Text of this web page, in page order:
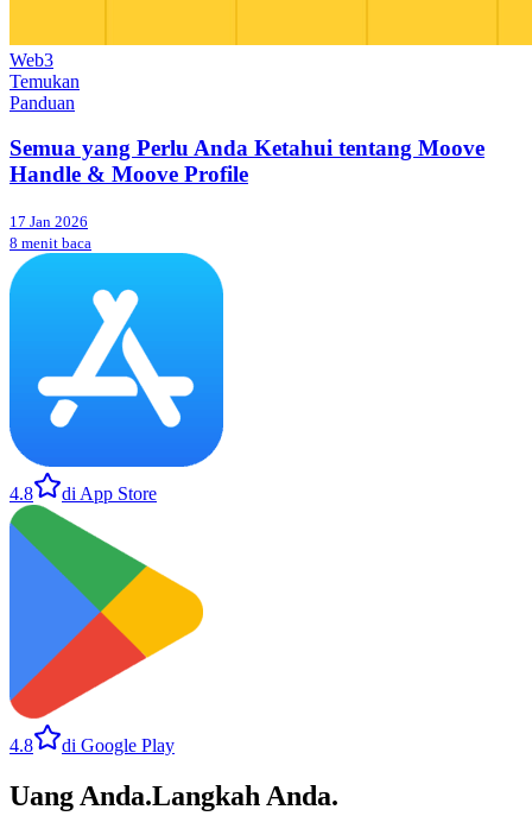
Web3
Temukan
Panduan
Semua yang Perlu Anda Ketahui tentang Moove
Handle & Moove Profile
17 Jan 2026
8 menit baca
4.8 di App Store
4.8 di Google Play
Uang Anda.Langkah Anda.